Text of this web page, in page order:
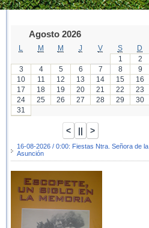
Agosto 2026
M M J V S
D
1
2
3
4 5 6 7 8
9
10
11 12 13 14 15
16
17
18 19 20 21 22
23
24
25 26 27 28 29
30
31
16-08-2026 / 0:00: Fiestas Ntra. Señora de la
Asunción